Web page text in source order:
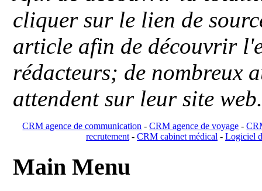
cliquer sur le lien de
article afin de découvrir
rédacteurs; de nombreux
attendent sur leur site
CRM agence de communication -CRM agence de voyage -
recrutement- CRM cabinet médical- Logiciel
Main Menu